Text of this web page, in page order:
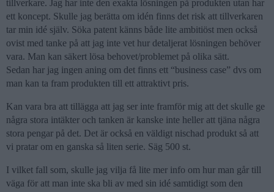
tillverkare. Jag har inte den exakta lösningen på produkten utan har
ett koncept. Skulle jag berätta om idén finns det risk att tillverkaren
tar min idé själv. Söka patent känns både lite ambitiöst men också
ovist med tanke på att jag inte vet hur detaljerat lösningen behöver
vara. Man kan säkert lösa behovet/problemet på olika sätt.
Sedan har jag ingen aning om det finns ett “business case” dvs om
man kan ta fram produkten till ett attraktivt pris.
Kan vara bra att tillägga att jag ser inte framför mig att det skulle ge
några stora intäkter och tanken är kanske inte heller att tjäna några
stora pengar på det. Det är också en väldigt nischad produkt så att
vi pratar om en ganska så liten serie. Säg 500 st.
I vilket fall som, skulle jag vilja få lite mer info om hur man går till
väga för att man inte ska bli av med sin idé samtidigt som den